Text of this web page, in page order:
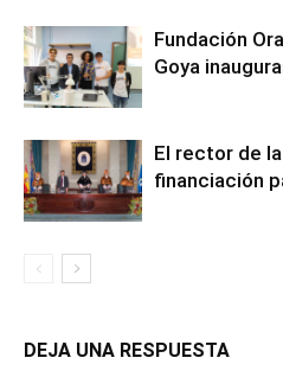
Fundación
Goya
El rector de
financiación
DEJA UNA RESPUESTA